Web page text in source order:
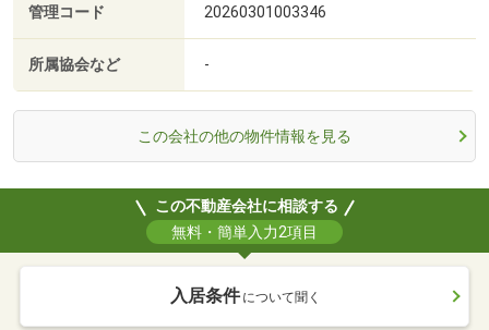
管理コード 20260301003346
所属協会など -
この会社の他の物件情報を見る
この不動産会社に相談する
無料・簡単入力2項目
入居条件 について聞く